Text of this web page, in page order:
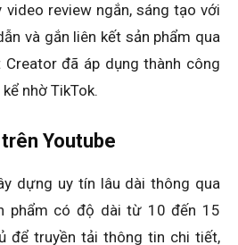
video review ngắn, sáng tạo với
và gắn liên kết sản phẩm qua
Creator đã áp dụng thành công
nhờ TikTok.
Youtube
dựng uy tín lâu dài thông qua
phẩm có độ dài từ 10 đến 15
để truyền tải thông tin chi tiết,